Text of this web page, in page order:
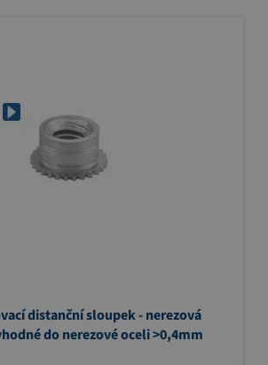
distanční sloupek - nerezová
do nerezové oceli >0,4mm